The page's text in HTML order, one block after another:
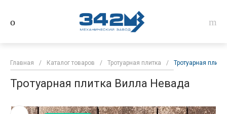
Главная / Каталог товаров / Тротуарная плитка / Тротуарная
Тротуарная плитка Вилла Невада